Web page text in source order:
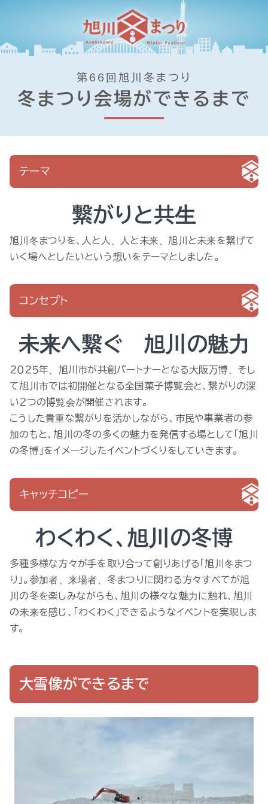
第66回旭川冬まつり
冬まつり会場ができるまで
テーマ
繋がりと共生
旭川冬まつりを、人と人、人と未来、旭川と未来を繋げて
いく場へとしたいという想いをテーマとしました。
コンセプト
未来へ繋ぐ 旭川の魅力
２０２５年、旭川市が共創パートナーとなる大阪万博、そし
て旭川市では初開催となる全国菓子博覧会と、繋がりの深
い２つの博覧会が開催されます。
こうした貴重な繋がりを活かしながら、市民や事業者の参
加のもと、旭川の冬の多くの魅力を発信する場として「旭川
の冬博」をイメージしたイベントづくりをしていきます。
キャッチコピー
わくわく、旭川の冬博
多種多様な方々が手を取り合って創りあげる「旭川冬まつ
り」。参加者、来場者、冬まつりに関わる方々すべてが旭
川の冬を楽しみながらも、旭川の様々な魅力に触れ、旭川
の未来を感じ、「わくわく」できるようなイベントを実現しま
す。
大雪像ができるまで